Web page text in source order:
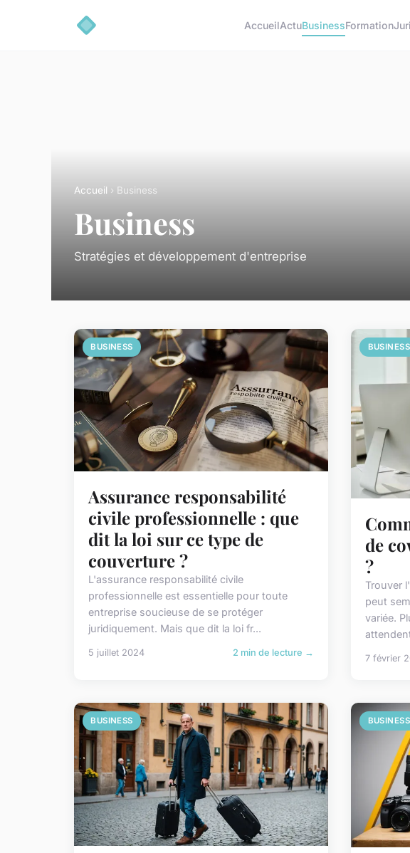
AccueilActuBusinessFormation
Accueil › Business
Business
Stratégies et développement d'entreprise
BUSINESS
Assurance responsabilité
civile professionnelle : que
dit la loi sur ce type de
couverture ?
L'assurance responsabilité civile
professionnelle est essentielle pour toute
entreprise soucieuse de se protéger
juridiquement. Mais que dit la loi fr...
5 juillet 2024 2 min de lecture →
BUSINESS
de
?
Trouver
peut
variée.
7 février
BUSINESS BUSINESS